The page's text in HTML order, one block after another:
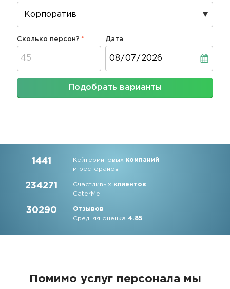
Сколько персон? Дата
Подобрать варианты
1441 Кейтеринговых компаний
и ресторанов
234271 Счастливых клиентов
CaterMe
30290
Отзывов
Средняя оценка4.85
Помимо услуг персонала мы